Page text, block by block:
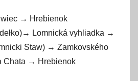
→ Hrebienok
Lomnická vyhliadka →
Staw) → Zamkovského
Chata → Hrebienok